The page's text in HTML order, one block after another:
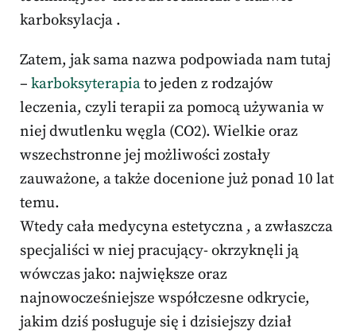
karboksylacja .
Zatem, jak sama nazwa podpowiada nam tutaj
– karboksyterapiato jeden z rodzajów
leczenia, czyli terapii za pomocą używania w
niej dwutlenku węgla (CO2). Wielkie oraz
wszechstronne jej możliwości zostały
zauważone, a także docenione już ponad 10 lat
temu.
Wtedy cała medycyna estetyczna , a zwłaszcza
specjaliści w niej pracujący- okrzyknęli ją
wówczas jako: największe oraz
najnowocześniejsze współczesne odkrycie,
jakim dziś posługuje się i dzisiejszy dział